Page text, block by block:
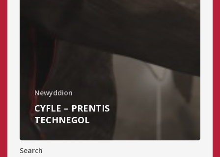
Newyddion
CYFLE – PRENTIS
TECHNEGOL
Search